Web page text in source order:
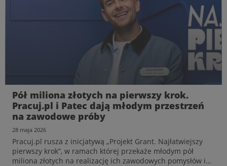
Komentarz: Rafał Nachyna, Dyrektor
Operacyjny i Członek Zarządu Grupy Pracuj
20 lipca 2026
Dojrzałość, partnerstwo i kultura transparentności
Pół miliona złotych na pierwszy krok.
Pracuj.pl i Patec dają młodym przestrzeń
na zawodowe próby
28 maja 2026
Pracuj.pl rusza z inicjatywą „Projekt Grant. Najłatwiejszy
pierwszy krok”, w ramach której przekaże młodym pół
miliona złotych na realizację ich zawodowych pomysłów i